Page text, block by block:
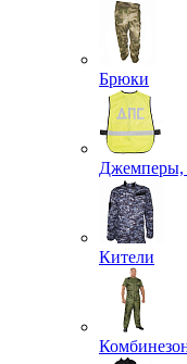
Брюки
Джемперы,
Кители